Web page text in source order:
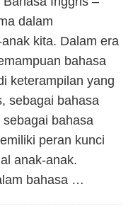
dalam
kita. Dalam era
bahasa
keterampilan yang
sebagai bahasa
bahasa
peran kunci
anak-anak.
bahasa …